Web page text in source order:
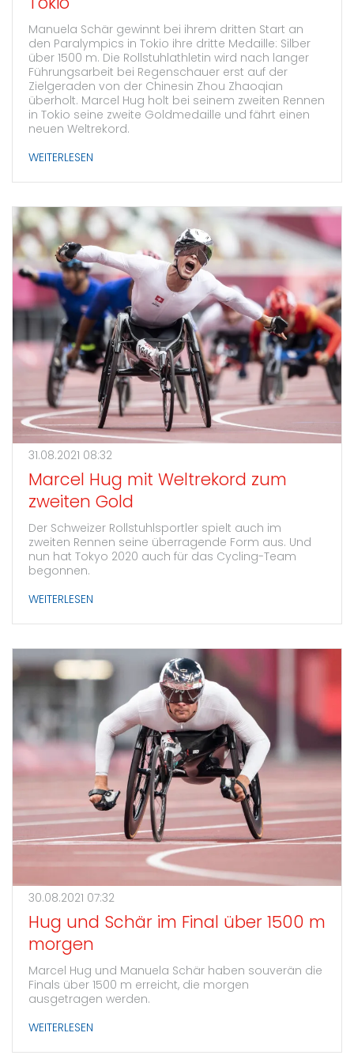
Tokio
Manuela Schär gewinnt bei ihrem dritten Start an
den Paralympics in Tokio ihre dritte Medaille: Silber
über 1500 m. Die Rollstuhlathletin wird nach langer
Führungsarbeit bei Regenschauer erst auf der
Zielgeraden von der Chinesin Zhou Zhaoqian
überholt. Marcel Hug holt bei seinem zweiten Rennen
in Tokio seine zweite Goldmedaille und fährt einen
neuen Weltrekord.
WEITERLESEN
31.08.2021 08:32
Marcel Hug mit Weltrekord zum
zweiten Gold
Der Schweizer Rollstuhlsportler spielt auch im
zweiten Rennen seine überragende Form aus. Und
nun hat Tokyo 2020 auch für das Cycling-Team
begonnen.
WEITERLESEN
30.08.2021 07:32
Hug und Schär im Final über 1500 m
morgen
Marcel Hug und Manuela Schär haben souverän die
Finals über 1500 m erreicht, die morgen
ausgetragen werden.
WEITERLESEN